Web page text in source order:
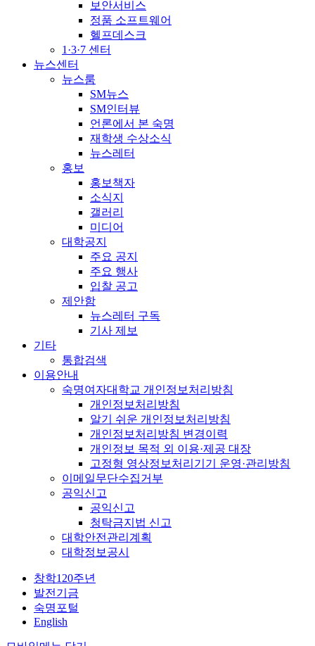
보안서비스
정품 소프트웨어
헬프데스크
1·3·7 센터
뉴스센터
뉴스룸
SM뉴스
SM인터뷰
언론에서 본 숙명
재학생 수상소식
뉴스레터
홍보
홍보책자
소식지
갤러리
미디어
대학공지
주요 공지
주요 행사
입찰 공고
제안함
뉴스레터 구독
기사 제보
기타
통합검색
이용안내
숙명여자대학교 개인정보처리방침
개인정보처리방침
알기 쉬운 개인정보처리방침
개인정보처리방침 변경이력
개인정보 목적 외 이용·제공 대장
고정형 영상정보처리기기 운영·관리방침
이메일무단수집거부
공익신고
공익신고
청탁금지법 신고
대학안전관리계획
대학정보공시
창학120주년
발전기금
숙명포털
English